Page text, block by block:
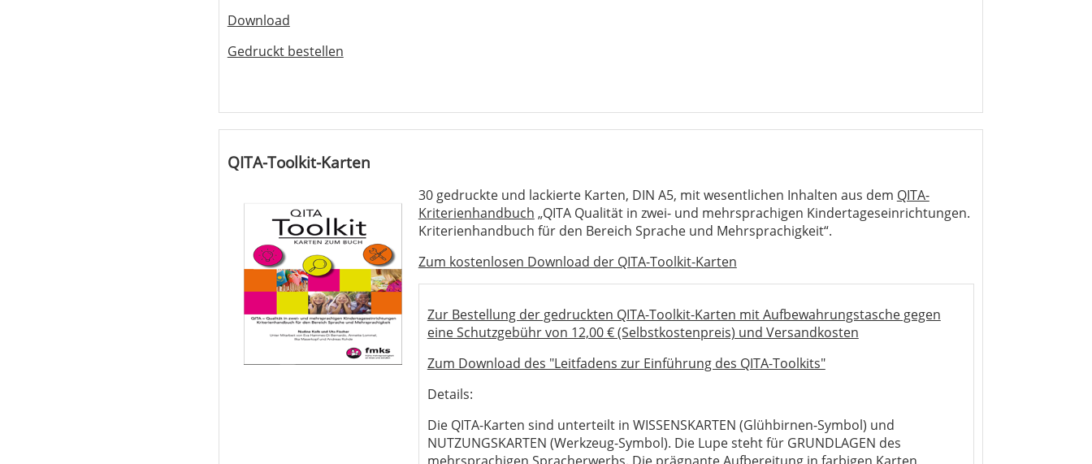
Download
Gedruckt bestellen
QITA-Toolkit-Karten
30 gedruckte und lackierte Karten, DIN A5, mit wesentlichen Inhalten aus dem QITA-
Kriterienhandbuch „QITA Qualität in zwei- und mehrsprachigen Kindertageseinrichtungen.
Kriterienhandbuch für den Bereich Sprache und Mehrsprachigkeit“.
Zum kostenlosen Download der QITA-Toolkit-Karten
Zur Bestellung der gedruckten QITA-Toolkit-Karten mit Aufbewahrungstasche gegen
eine Schutzgebühr von 12,00 € (Selbstkostenpreis) und Versandkosten
Zum Download des "Leitfadens zur Einführung des QITA-Toolkits"
Details:
Die QITA-Karten sind unterteilt in WISSENSKARTEN (Glühbirnen-Symbol) und
NUTZUNGSKARTEN (Werkzeug-Symbol). Die Lupe steht für GRUNDLAGEN des